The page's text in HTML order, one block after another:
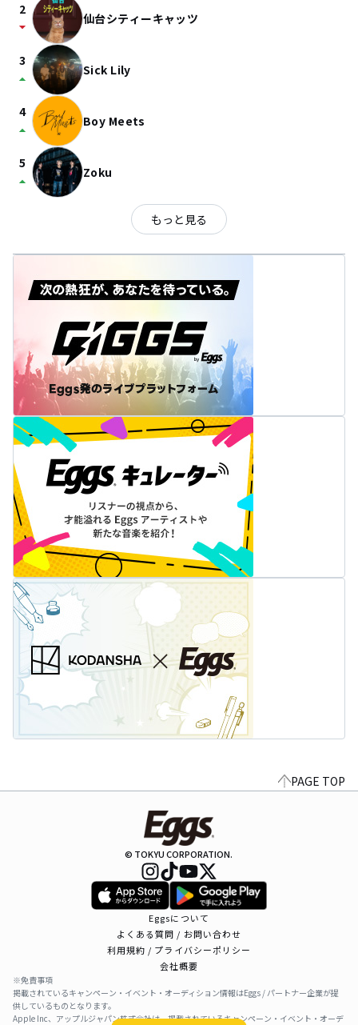
2
arrow_drop_down 仙台シティーキャッツ
3
arrow_drop_up Sick Lily
4
arrow_drop_up Boy Meets
5
arrow_drop_up Zoku
もっと見る
PAGE TOP
© TOKYU CORPORATION.
Eggsについて
よくある質問 / お問い合わせ
利用規約 / プライバシーポリシー
会社概要
※免責事項
掲載されているキャンペーン・イベント・オーディション情報はEggs / パートナー企業が提
供しているものとなります。
Apple Inc、アップルジャパン株式会社は、掲載されているキャンペーン・イベント・オーデ